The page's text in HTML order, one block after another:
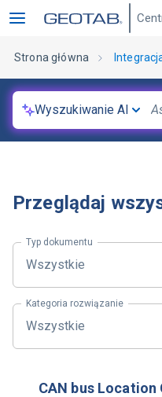
Strona główna
Wyszukiwanie AI
Przeglądaj
Typ dokumentu
Wszystkie
Kategoria rozwiązanie
Wszystkie
CAN bus Location